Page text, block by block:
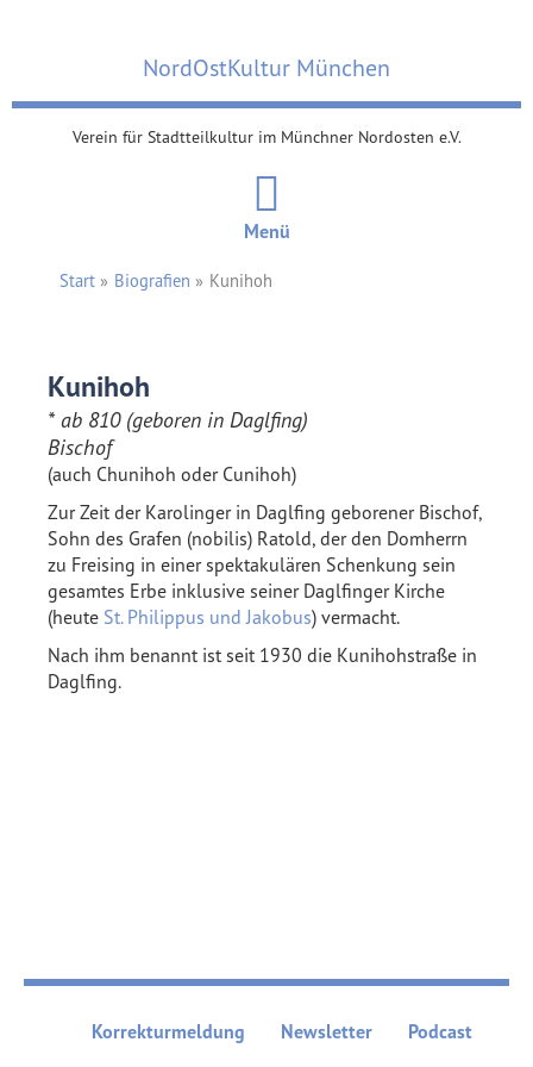
NordOstKultur München
Verein für Stadtteilkultur im Münchner Nordosten e.V.
Menü
Start Biografien Kunihoh
Kunihoh
* ab 810 (geboren in Daglfing)
Bischof
(auch Chunihoh oder Cunihoh)
Zur Zeit der Karolinger in Daglfing geborener Bischof,
Sohn des Grafen (nobilis) Ratold, der den Domherrn
zu Freising in einer spektakulären Schenkung sein
gesamtes Erbe inklusive seiner Daglfinger Kirche
(heute St. Philippus und Jakobus) vermacht.
Nach ihm benannt ist seit 1930 die Kunihohstraße in
Daglfing.
Korrekturmeldung Newsletter
Podcast